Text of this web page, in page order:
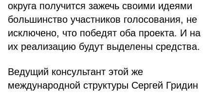
округа получится зажечь своими идеями
большинство участников голосования, не
исключено, что победят оба проекта. И на
их реализацию будут выделены средства.
Ведущий консультант этой же
международной структуры Сергей Гридин